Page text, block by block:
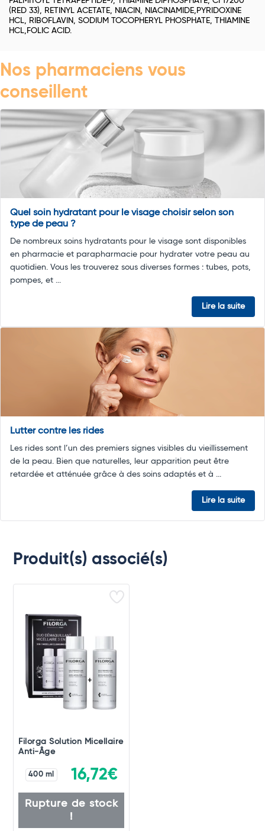
(RED 33), RETINYL ACETATE, NIACIN, NIACINAMIDE,PYRIDOXINE
HCL, RIBOFLAVIN, SODIUM TOCOPHERYL PHOSPHATE, THIAMINE
HCL,FOLIC ACID.
Nos pharmaciens vous
conseillent
Quel soin hydratant pour le visage choisir selon son
type de peau ?
De nombreux soins hydratants pour le visage sont disponibles
en pharmacie et parapharmacie pour hydrater votre peau au
quotidien. Vous les trouverez sous diverses formes : tubes, pots,
pompes, et ...
Lire la suite
Lutter contre les rides
Les rides sont l’un des premiers signes visibles du vieillissement
de la peau. Bien que naturelles, leur apparition peut être
retardée et atténuée grâce à des soins adaptés et à ...
Lire la suite
Produit(s) associé(s)
Filorga Solution Micellaire
Anti-Âge
400 ml 16,72€
Rupture de stock
!